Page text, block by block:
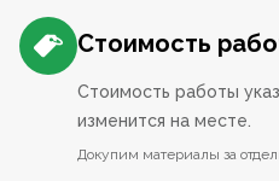
Стоимость
Стоимость работы
изменится на месте.
Докупим материалы за